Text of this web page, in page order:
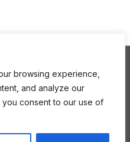
browsing experience,
and analyze our
consent to our use of
Mat
Mat —Gourmand